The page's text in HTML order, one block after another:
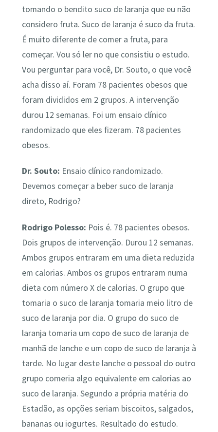
tomando o bendito suco de laranja que eu não
considero fruta. Suco de laranja é suco da fruta.
É muito diferente de comer a fruta, para
começar. Vou só ler no que consistiu o estudo.
Vou perguntar para você, Dr. Souto, o que você
acha disso aí. Foram 78 pacientes obesos que
foram divididos em 2 grupos. A intervenção
durou 12 semanas. Foi um ensaio clínico
randomizado que eles fizeram. 78 pacientes
obesos.
Dr. Souto: Ensaio clínico randomizado.
Devemos começar a beber suco de laranja
direto, Rodrigo?
Rodrigo Polesso: Pois é. 78 pacientes obesos.
Dois grupos de intervenção. Durou 12 semanas.
Ambos grupos entraram em uma dieta reduzida
em calorias. Ambos os grupos entraram numa
dieta com número X de calorias. O grupo que
tomaria o suco de laranja tomaria meio litro de
suco de laranja por dia. O grupo do suco de
laranja tomaria um copo de suco de laranja de
manhã de lanche e um copo de suco de laranja à
tarde. No lugar deste lanche o pessoal do outro
grupo comeria algo equivalente em calorias ao
suco de laranja. Segundo a própria matéria do
Estadão, as opções seriam biscoitos, salgados,
bananas ou iogurtes. Resultado do estudo.